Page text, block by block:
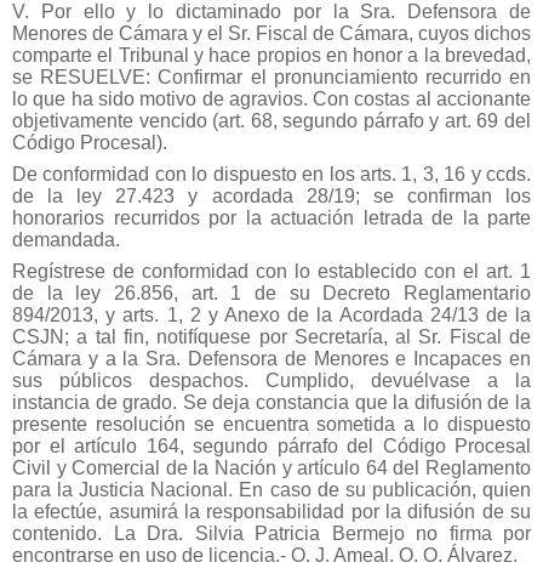
V. Por ello y lo dictaminado por la Sra. Defensora de
Menores de Cámara y el Sr. Fiscal de Cámara, cuyos dichos
comparte el Tribunal y hace propios en honor a la brevedad,
se RESUELVE: Confirmar el pronunciamiento recurrido en
lo que ha sido motivo de agravios. Con costas al accionante
objetivamente vencido (art. 68, segundo párrafo y art. 69 del
Código Procesal).
De conformidad con lo dispuesto en los arts. 1, 3, 16 y ccds.
de la ley 27.423 y acordada 28/19; se confirman los
honorarios recurridos por la actuación letrada de la parte
demandada.
Regístrese de conformidad con lo establecido con el art. 1
de la ley 26.856, art. 1 de su Decreto Reglamentario
894/2013, y arts. 1, 2 y Anexo de la Acordada 24/13 de la
CSJN; a tal fin, notifíquese por Secretaría, al Sr. Fiscal de
Cámara y a la Sra. Defensora de Menores e Incapaces en
sus públicos despachos. Cumplido, devuélvase a la
instancia de grado. Se deja constancia que la difusión de la
presente resolución se encuentra sometida a lo dispuesto
por el artículo 164, segundo párrafo del Código Procesal
Civil y Comercial de la Nación y artículo 64 del Reglamento
para la Justicia Nacional. En caso de su publicación, quien
la efectúe, asumirá la responsabilidad por la difusión de su
contenido. La Dra. Silvia Patricia Bermejo no firma por
encontrarse en uso de licencia.- O. J. Ameal. O. O. Álvarez.